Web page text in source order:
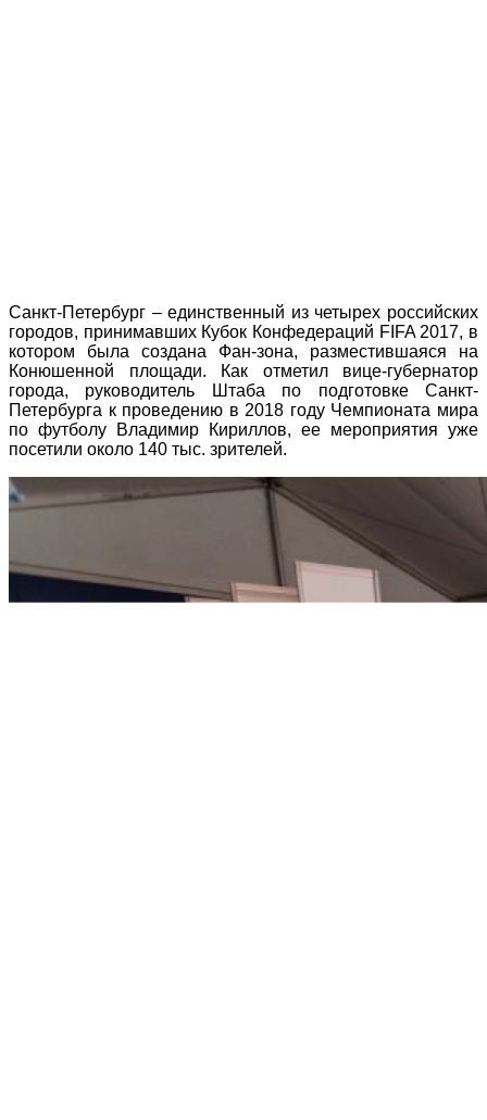
Санкт-Петербург – единственный из четырех российских
городов, принимавших Кубок Конфедераций FIFA 2017, в
котором была создана Фан-зона, разместившаяся на
Конюшенной площади. Как отметил вице-губернатор
города, руководитель Штаба по подготовке Санкт-
Петербурга к проведению в 2018 году Чемпионата мира
по футболу Владимир Кириллов, ее мероприятия уже
посетили около 140 тыс. зрителей.